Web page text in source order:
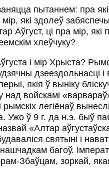
пытаннем: пра
які здолеў
Аўгуст, ці пра мір, які
хлеўчуку?
і мір Хрыста?
дзеездольнасці
якія ў выніку
над войскамі
рымскіх легіёнаў
Ужо ў 9 г. да н.э. быў
«Алтар
святыні і
багоў.
Збаўцам, зоркай,